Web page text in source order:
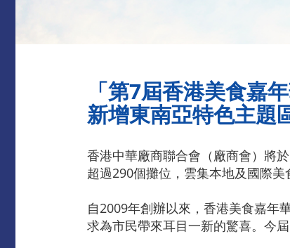
「第7屆香港美食嘉年
新增東南亞特色主題
香港中華廠商聯合會（廠商會）將
超過290個攤位，雲集本地及國際
自2009年創辦以來，香港美食嘉年
求為市民帶來耳目一新的驚喜。今